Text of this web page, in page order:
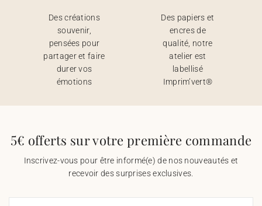
Des créations
souvenir,
pensées pour
partager et faire
durer vos
émotions
Des papiers et
encres de
qualité, notre
atelier est
labellisé
Imprim’vert®
5€ offerts sur votre première commande
Inscrivez-vous pour être informé(e) de nos nouveautés et
recevoir des surprises exclusives.